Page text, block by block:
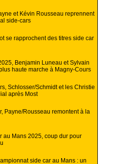
et Kévin Rousseau reprennent
side-cars
se rapprochent des titres side car
Benjamin Luneau et Sylvain
haute marche à Magny-Cours
Schlosser/Schmidt et les Christie
après Most
Payne/Rousseau remontent à la
au Mans 2025, coup dur pour
side car au Mans : un